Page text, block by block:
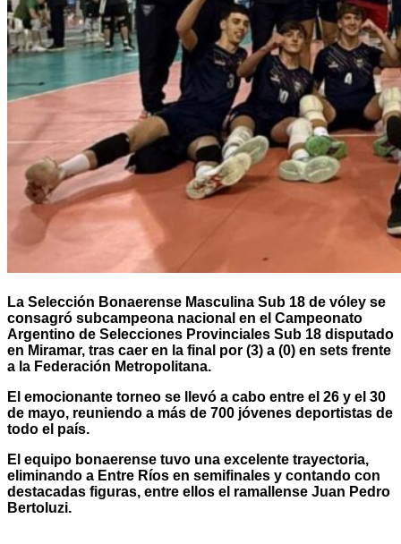
La Selección Bonaerense Masculina Sub 18 de vóley se
consagró subcampeona nacional en el Campeonato
Argentino de Selecciones Provinciales Sub 18 disputado
en Miramar, tras caer en la final por (3) a (0) en sets frente
a la Federación Metropolitana.
El emocionante torneo se llevó a cabo entre el 26 y el 30
de mayo, reuniendo a más de 700 jóvenes deportistas de
todo el país.
El equipo bonaerense tuvo una excelente trayectoria,
eliminando a Entre Ríos en semifinales y contando con
destacadas figuras, entre ellos el ramallense Juan Pedro
Bertoluzi.